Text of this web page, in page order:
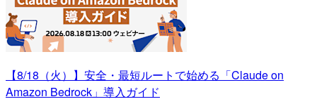
【8/18（火）】安全・最短ルートで始める「Claude on
Amazon Bedrock」導入ガイド